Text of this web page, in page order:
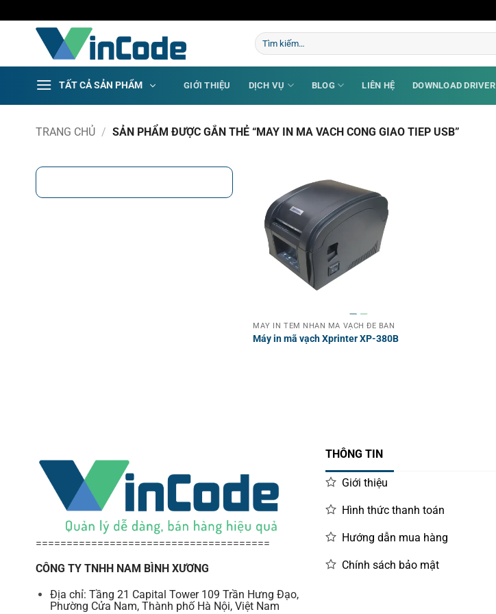
qua
Tìm
kiếm:
TẤT CẢ SẢN PHẨM GIỚI THIỆU DỊCH VỤ BLOG LIÊN HỆ DOWNLOAD DRIVER
TRANG CHỦ / SẢN PHẨM ĐƯỢC GẮN THẺ “MAY IN MA VACH CONG GIAO TIEP USB”
MÁY IN TEM NHÃN MÃ VẠCH ĐỂ BÀN
Máy in mã vạch Xprinter XP-380B
======================================
CÔNG TY TNHH NAM BÌNH XƯƠNG
Địa chỉ: Tầng 21 Capital Tower 109 Trần Hưng Đạo,
Phường Cửa Nam, Thành phố Hà Nội, Việt Nam
THÔNG TIN
Giới thiệu
Hình thức thanh toán
Hướng dẫn mua hàng
Chính sách bảo mật